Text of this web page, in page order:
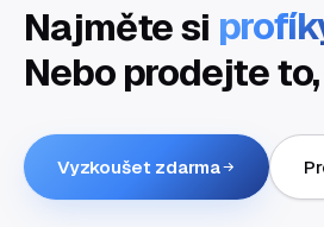
Najměte si
Nebo prodejte
Vyzkoušet zdarma